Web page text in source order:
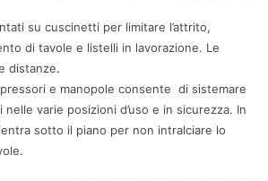
su cuscinetti per limitare l’attrito,
di tavole e listelli in lavorazione. Le
distanze.
e manopole consente di sistemare
varie posizioni d’uso e in sicurezza. In
sotto il piano per non intralciare lo